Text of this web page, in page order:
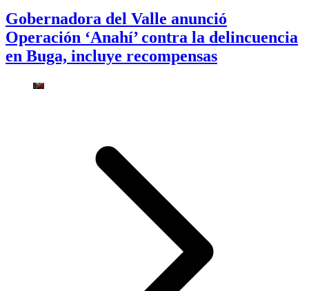
Gobernadora del Valle anunció
Operación ‘Anahí’ contra la delincuencia
en Buga, incluye recompensas